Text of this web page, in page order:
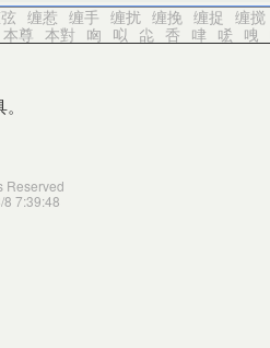
缠惹 缠手 缠扰 缠挽 缠捉 缠搅
本尊 本對 㕼 㕽 㕾 㕿 㖀 㖁 㖂
Reserved
7:39:48